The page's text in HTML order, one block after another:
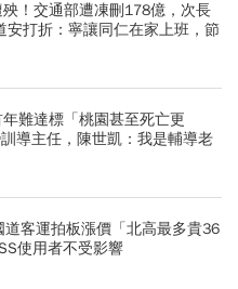
！交通部遭凍刪178億，次長
安打折：寧讓同仁在家上班，節
難達標「桃園甚至死亡更
導主任，陳世凱：我是輔導老
客運拍板漲價「北高最多貴36
使用者不受影響